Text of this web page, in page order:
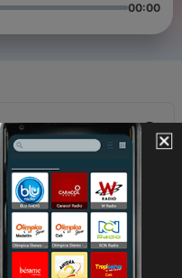
00:00